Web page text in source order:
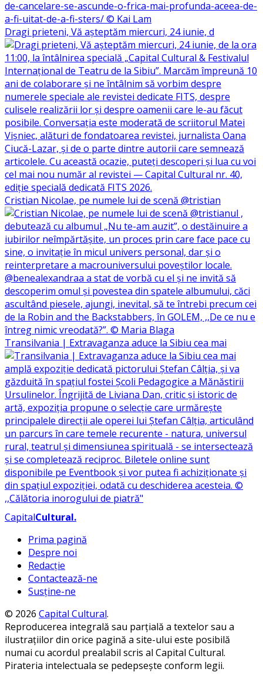
Dragi prieteni, Vă așteptăm miercuri, 24 iunie, d
Cristian Nicolae, pe numele lui de scenă @tristian
Transilvania | Extravaganza aduce la Sibiu cea mai
CapitalCultural.
Prima pagină
Despre noi
Redacție
Contactează-ne
Susține-ne
© 2026 Capital Cultural.
Reproducerea integrală sau parțială a textelor sau a
ilustrațiilor din orice pagină a site-ului este posibilă
numai cu acordul prealabil scris al Capital Cultural.
Pirateria intelectuala se pedepsește conform legii.